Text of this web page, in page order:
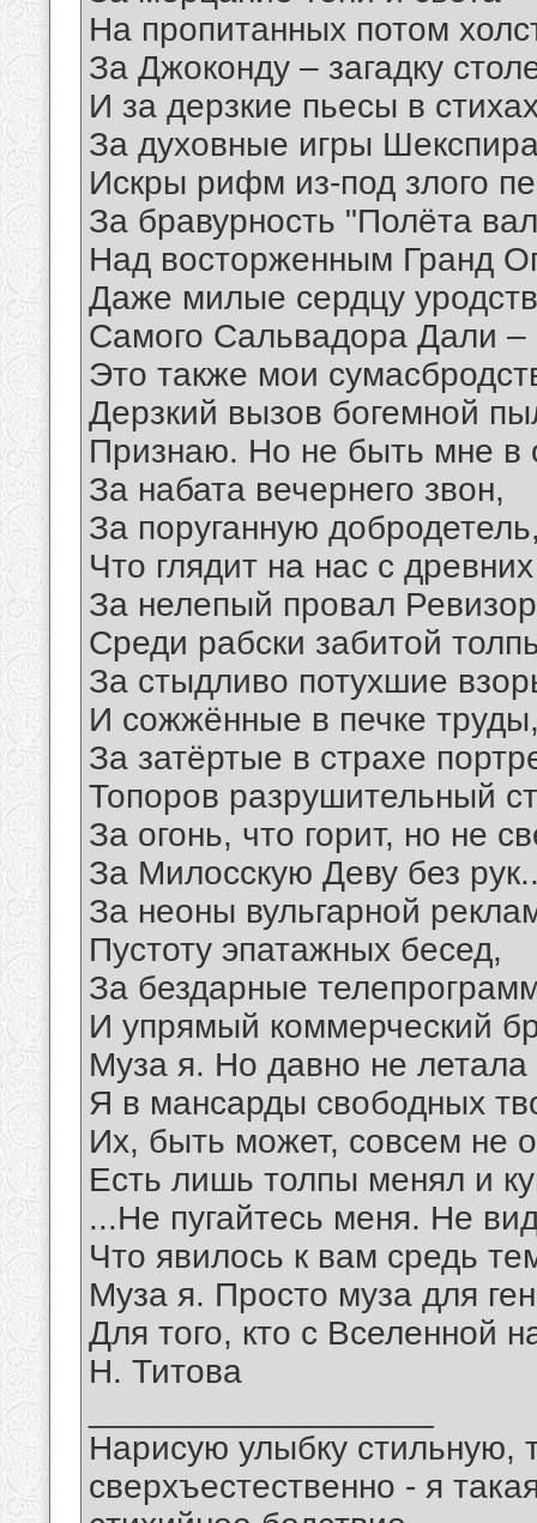
На пропитанных потом
За Джоконду – загадку
И за дерзкие пьесы в
За духовные игры
Искры рифм из-под злого
За бравурность "Полёта
Над восторженным Гранд
Даже милые сердцу
Самого Сальвадора Дали –
Это также мои
Дерзкий вызов богемной
Признаю. Но не быть мне в
За набата вечернего звон,
За поруганную
Что глядит на нас с
За нелепый провал
Среди рабски забитой
За стыдливо потухшие
И сожжённые в печке
За затёртые в страхе
Топоров разрушительный
За огонь, что горит, но не
За Милосскую Деву без
За неоны вульгарной
Пустоту эпатажных бесед,
За бездарные
И упрямый коммерческий
Муза я. Но давно не летала
Я в мансарды свободных
Их, быть может, совсем не
Есть лишь толпы менял и
...Не пугайтесь меня. Не
Что явилось к вам средь
Муза я. Просто муза для
Для того, кто с Вселенной
Н. Титова
Нарисую улыбку стильную,
сверхъестественно - я